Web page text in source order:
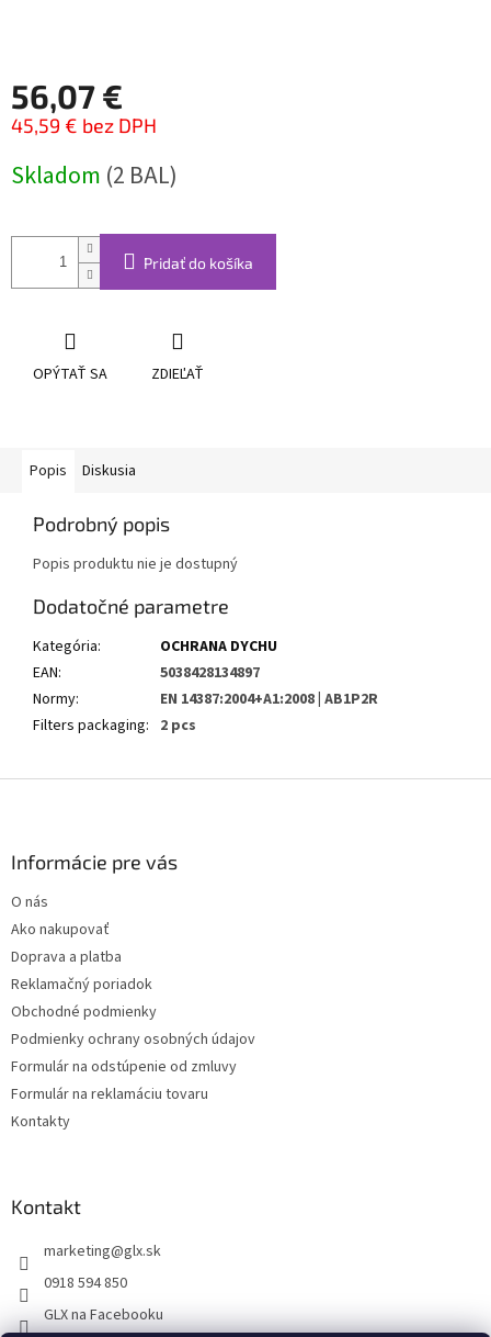
56,07 €
45,59 € bez DPH
cena:
Skladom (2 BAL)
Pridať do košíka
OPÝTAŤ SA ZDIEĽAŤ
Popis Diskusia
Podrobný popis
Popis produktu nie je dostupný
Dodatočné parametre
Kategória:
OCHRANA DYCHU
EAN:
5038428134897
Normy:
EN 14387:2004+A1:2008 | AB1P2R
Filters packaging: 2 pcs
Informácie pre vás
O nás
Ako nakupovať
Doprava a platba
Reklamačný poriadok
Obchodné podmienky
Podmienky ochrany osobných údajov
Formulár na odstúpenie od zmluvy
Formulár na reklamáciu tovaru
Kontakty
Kontakt
marketing@glx.sk
0918 594 850
GLX na Facebooku